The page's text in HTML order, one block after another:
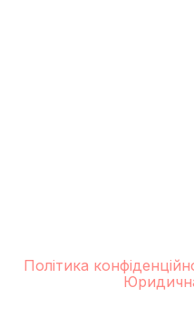
Політика